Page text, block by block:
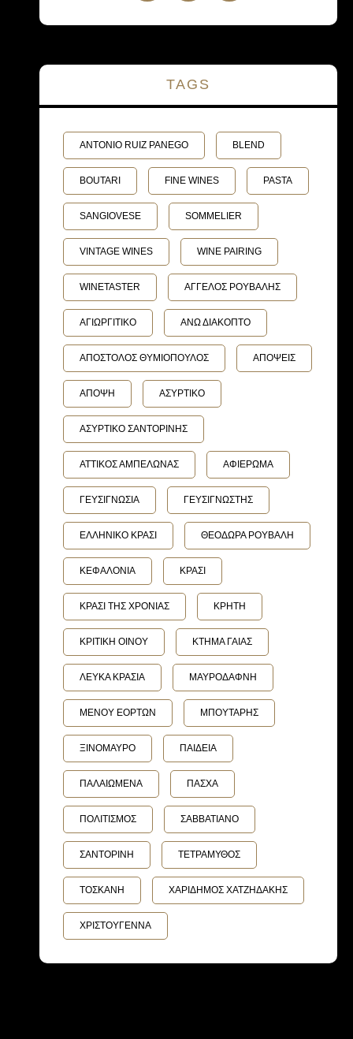
TAGS
ANTONIO RUIZ PANEGO BLEND
BOUTARI FINE WINES PASTA
SANGIOVESE SOMMELIER
VINTAGE WINES WINE PAIRING
WINETASTER ΑΓΓΕΛΟΣ ΡΟΥΒΑΛΗΣ
ΑΓΙΩΡΓΙΤΙΚΟ ΑΝΩ ΔΙΑΚΟΠΤΟ
ΑΠΟΣΤΟΛΟΣ ΘΥΜΙΟΠΟΥΛΟΣ ΑΠΟΨΕΙΣ
ΑΠΟΨΗ ΑΣΥΡΤΙΚΟ
ΑΣΥΡΤΙΚΟ ΣΑΝΤΟΡΙΝΗΣ
ΑΤΤΙΚΟΣ ΑΜΠΕΛΩΝΑΣ ΑΦΙΕΡΩΜΑ
ΓΕΥΣΙΓΝΩΣΙΑ ΓΕΥΣΙΓΝΩΣΤΗΣ
ΕΛΛΗΝΙΚΟ ΚΡΑΣΙ ΘΕΟΔΩΡΑ ΡΟΥΒΑΛΗ
ΚΕΦΑΛΟΝΙΑ ΚΡΑΣΙ
ΚΡΑΣΙ ΤΗΣ ΧΡΟΝΙΑΣ ΚΡΗΤΗ
ΚΡΙΤΙΚΗ ΟΙΝΟΥ ΚΤΗΜΑ ΓΑΙΑΣ
ΛΕΥΚΑ ΚΡΑΣΙΑ ΜΑΥΡΟΔΑΦΝΗ
ΜΕΝΟΥ ΕΟΡΤΩΝ ΜΠΟΥΤΑΡΗΣ
ΞΙΝΟΜΑΥΡΟ ΠΑΙΔΕΙΑ
ΠΑΛΑΙΩΜΕΝΑ ΠΑΣΧΑ
ΠΟΛΙΤΙΣΜΟΣ ΣΑΒΒΑΤΙΑΝΟ
ΣΑΝΤΟΡΙΝΗ ΤΕΤΡΑΜΥΘΟΣ
ΤΟΣΚΑΝΗ ΧΑΡΙΔΗΜΟΣ ΧΑΤΖΗΔΑΚΗΣ
ΧΡΙΣΤΟΥΓΕΝΝΑ